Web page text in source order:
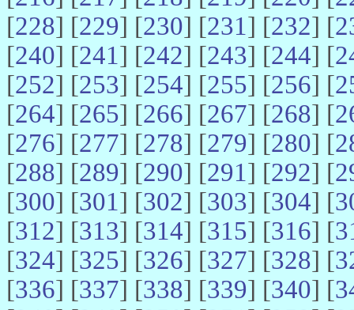
[228] [229] [230] [231] [232] [
[240] [241] [242] [243] [244] [
[252] [253] [254] [255] [256] [
[264] [265] [266] [267] [268] [
[276] [277] [278] [279] [280] [
[288] [289] [290] [291] [292] [
[300] [301] [302] [303] [304] [
[312] [313] [314] [315] [316] [
[324] [325] [326] [327] [328] [
[336] [337] [338] [339] [340] [